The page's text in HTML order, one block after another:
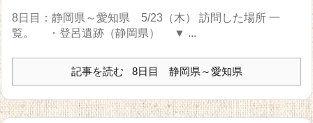
8日目：静岡県～愛知県 5/23（木） 訪問した場所 一
覧。 ・登呂遺跡（静岡県） ▼ ...
記事を読む 8日目 静岡県～愛知県